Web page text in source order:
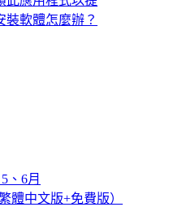
裝軟體怎麼辦？
、6月
體中文版+免費版）